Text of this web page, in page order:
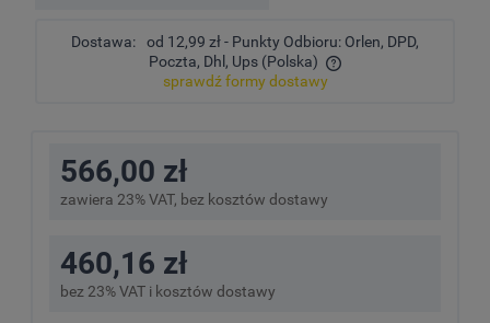
Dostawa: od 12,99 zł- Punkty Odbioru: Orlen, DPD,
Poczta, Dhl, Ups (Polska)
Cena nie zawiera ewentualnych kosztów płatności
sprawdź formy dostawy
566,00 zł
zawiera 23% VAT, bez kosztów dostawy
460,16 zł
bez 23% VAT i kosztów dostawy